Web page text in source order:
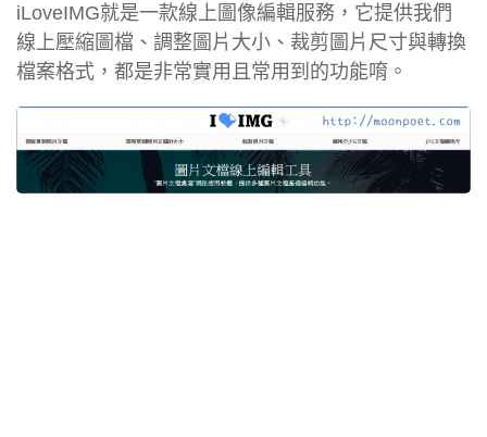
iLoveIMG就是一款線上圖像編輯服務，它提供我們
線上壓縮圖檔、調整圖片大小、裁剪圖片尺寸與轉換
檔案格式，都是非常實用且常用到的功能唷。